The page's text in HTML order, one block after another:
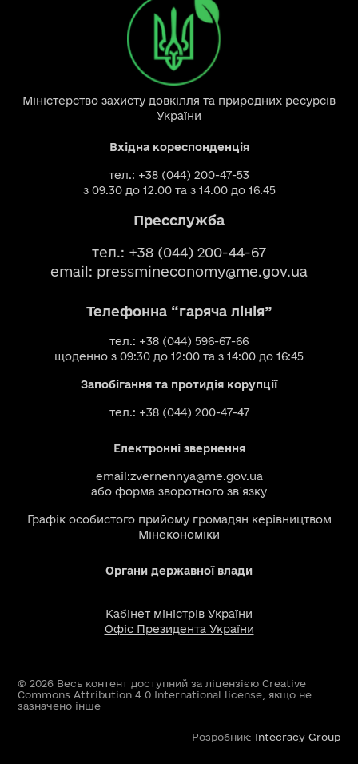
Міністерство захисту довкілля та природних ресурсів
України
Вхідна кореспонденція
тел.: +38 (044) 200-47-53
з 09.30 до 12.00 та з 14.00 до 16.45
Пресслужба
тел.: +38 (044) 200-44-67
email: pressmineconomy@me.gov.ua
Телефонна “гаряча лінія”
тел.: +38 (044) 596-67-66
щоденно з 09:30 до 12:00 та з 14:00 до 16:45
Запобігання та протидія корупції
тел.: +38 (044) 200-47-47
Електронні звернення
email:zvernennya@me.gov.ua
або форма зворотного зв`язку
Графік особистого прийому громадян керівництвом
Мінекономіки
Органи державної влади
Кабінет міністрів України
Офіс Президента України
© 2026 Весь контент доступний за ліцензією Creative
Commons Attribution 4.0 International license, якщо не
зазначено інше
Розробник: Intecracy Group